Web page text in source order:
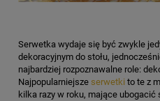
Serwetka wydaje się być zwykle
dekoracyjnym do stołu,
najbardziej rozpoznawalne role:
Najpopularniejsze serwetki to te z
kilka razy w roku, mające